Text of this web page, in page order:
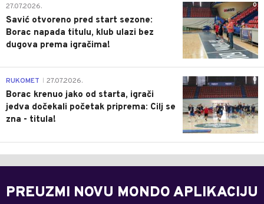
0
27.07.2026.
Savić otvoreno pred start sezone:
Borac napada titulu, klub ulazi bez
dugova prema igračima!
0
RUKOMET 27.07.2026.
Borac krenuo jako od starta, igrači
jedva dočekali početak priprema: Cilj se
zna - titula!
PREUZMI NOVU MONDO APLIKACIJU